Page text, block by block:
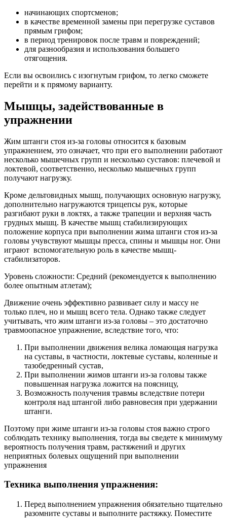
начинающих спортсменов;
в качестве временной замены при перегрузке суставов
прямым грифом;
в период тренировок после травм и повреждений;
для разнообразия и использования большего
отягощения.
Если вы освоились с изогнутым грифом, то легко сможете
перейти и к прямому варианту.
Мышцы, задействованные в
упражнении
Жим штанги стоя из-за головы относится к базовым
упражнением, это означает, что при его выполнении работают
несколько мышечных групп и несколько суставов: плечевой и
локтевой, соответственно, несколько мышечных групп
получают нагрузку.
Кроме дельтовидных мышц, получающих основную нагрузку,
дополнительно нагружаются трицепсы рук, которые
разгибают руки в локтях, а также трапеции и верхняя часть
грудных мышц. В качестве мышц стабилизирующих
положение корпуса при выполнении жима штанги стоя из-за
головы учувствуют мышцы пресса, спины и мышцы ног. Они
играют вспомогательную роль в качестве мышц-
стабилизаторов.
Уровень сложности: Средний (рекомендуется к выполнению
более опытным атлетам);
Движение очень эффективно развивает силу и массу не
только плеч, но и мышц всего тела. Однако также следует
учитывать, что жим штанги из-за головы – это достаточно
травмоопасное упражнение, вследствие того, что:
При выполнении движения велика ломающая нагрузка
на суставы, в частности, локтевые суставы, коленные и
тазобедренный сустав,
При выполнении жимов штанги из-за головы также
повышенная нагрузка ложится на поясницу,
Возможность получения травмы вследствие потери
контроля над штангой либо равновесия при удержании
штанги.
Поэтому при жиме штанги из-за головы стоя важно строго
соблюдать технику выполнения, тогда вы сведете к минимуму
вероятность получения травм, растяжений и других
неприятных болевых ощущений при выполнении
упражнения
Техника выполнения упражнения:
Перед выполнением упражнения обязательно тщательно
разомните суставы и выполните растяжку. Поместите